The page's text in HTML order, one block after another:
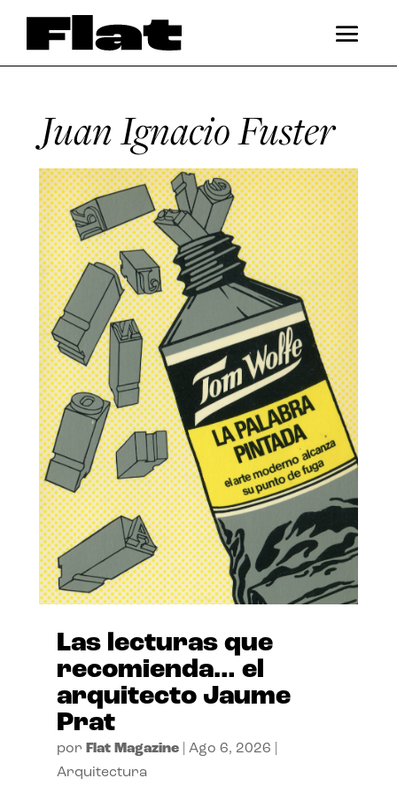
Juan Ignacio Fuster
Las lecturas que
recomienda… el
arquitecto Jaume
Prat
por Flat Magazine| Ago 6, 2026
Arquitectura